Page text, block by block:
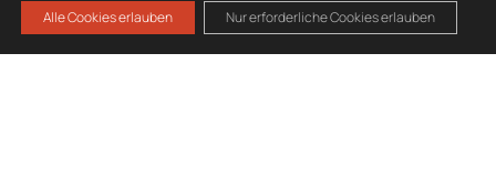
Ausrüstung
Alle Cookies erlauben Nur erforderliche Cookies erlauben